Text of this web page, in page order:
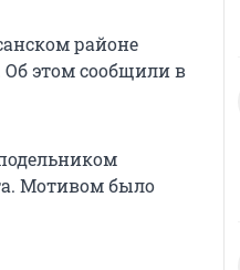
районе
Об этом сообщили в
Мотивом было